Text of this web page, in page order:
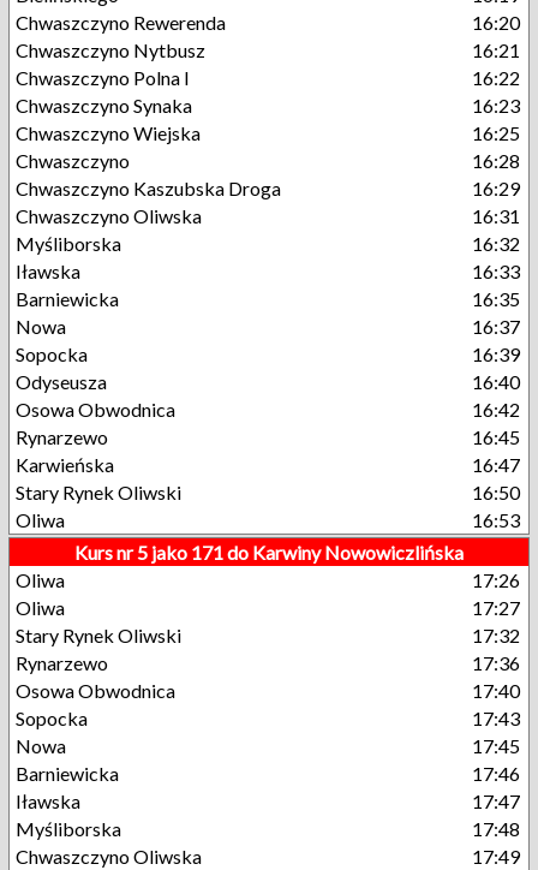
Chwaszczyno Rewerenda
16:20
Chwaszczyno Nytbusz
16:21
Chwaszczyno Polna I
16:22
Chwaszczyno Synaka
16:23
Chwaszczyno Wiejska
16:25
Chwaszczyno
16:28
Chwaszczyno Kaszubska Droga
16:29
Chwaszczyno Oliwska
16:31
Myśliborska
16:32
Iławska
16:33
Barniewicka
16:35
Nowa
16:37
Sopocka
16:39
Odyseusza
16:40
Osowa Obwodnica
16:42
Rynarzewo
16:45
Karwieńska
16:47
Stary Rynek Oliwski
16:50
Oliwa
16:53
Kurs nr 5 jako 171 do Karwiny Nowowiczlińska
Oliwa
17:26
Oliwa
17:27
Stary Rynek Oliwski
17:32
Rynarzewo
17:36
Osowa Obwodnica
17:40
Sopocka
17:43
Nowa
17:45
Barniewicka
17:46
Iławska
17:47
Myśliborska
17:48
Chwaszczyno Oliwska
17:49